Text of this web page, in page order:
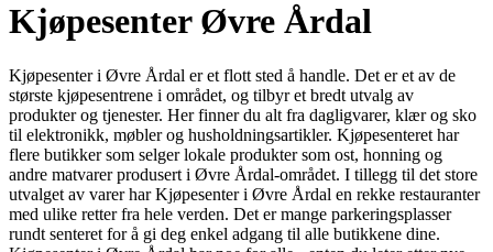
Kjøpesenter Øvre Årdal
Kjøpesenter i Øvre Årdal er et flott sted å handle. Det er et av de
største kjøpesentrene i området, og tilbyr et bredt utvalg av
produkter og tjenester. Her finner du alt fra dagligvarer, klær og sko
til elektronikk, møbler og husholdningsartikler. Kjøpesenteret har
flere butikker som selger lokale produkter som ost, honning og
andre matvarer produsert i Øvre Årdal-området. I tillegg til det store
utvalget av varer har Kjøpesenter i Øvre Årdal en rekke restauranter
med ulike retter fra hele verden. Det er mange parkeringsplasser
rundt senteret for å gi deg enkel adgang til alle butikkene dine.